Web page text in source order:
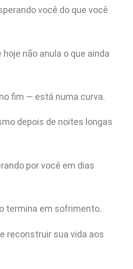
você do que você
hoje não anula o que ainda
fim — está numa curva.
depois de noites longas
por você em dias
termina em sofrimento.
reconstruir sua vida aos